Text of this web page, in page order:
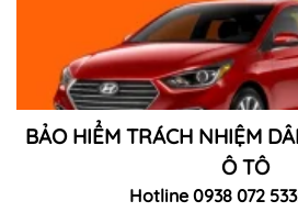
BẢO HIỂM TRÁCH NHIỆM
Ô TÔ
Hotline 0938 072